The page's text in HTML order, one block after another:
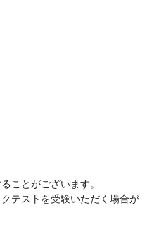
ことがございます。
テストを受験いただく場合が